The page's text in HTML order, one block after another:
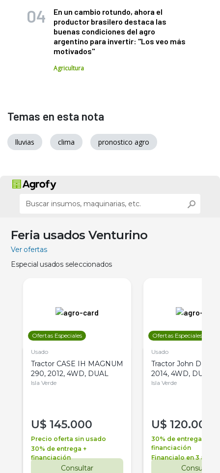
En un cambio rotundo, ahora el
productor brasilero destaca las
buenas condiciones del agro
argentino para invertir: "Los veo más
motivados"
Agricultura
Temas en esta nota
lluvias clima pronostico agro
Feria usados Venturino
Ver ofertas
Especial usados seleccionados
Ofertas Especiales
Usado
Tractor CASE IH MAGNUM
290, 2012, 4WD, DUAL
Isla Verde
U$ 145.000
Precio oferta sin usado
30% de entrega +
financiación
Consultar
Ofertas Especiales
Usado
Tractor John Deere
2014, 4WD, DUAL
Isla Verde
U$ 120.000
30% de entrega +
financiación
Financialo en 3 años
Consultar